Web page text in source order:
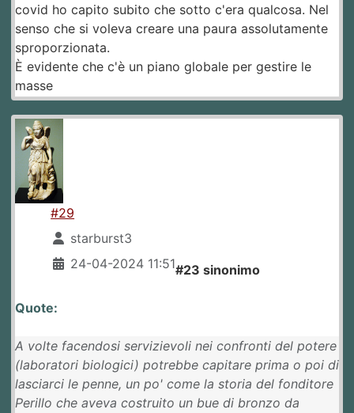
covid ho capito subito che sotto c'era qualcosa. Nel
senso che si voleva creare una paura assolutamente
sproporzionata.
È evidente che c'è un piano globale per gestire le
masse
#29
starburst3
24-04-2024 11:51#23 sinonimo
Quote:
A volte facendosi servizievoli nei confronti del potere
(laboratori biologici) potrebbe capitare prima o poi di
lasciarci le penne, un po' come la storia del fonditore
Perillo che aveva costruito un bue di bronzo da